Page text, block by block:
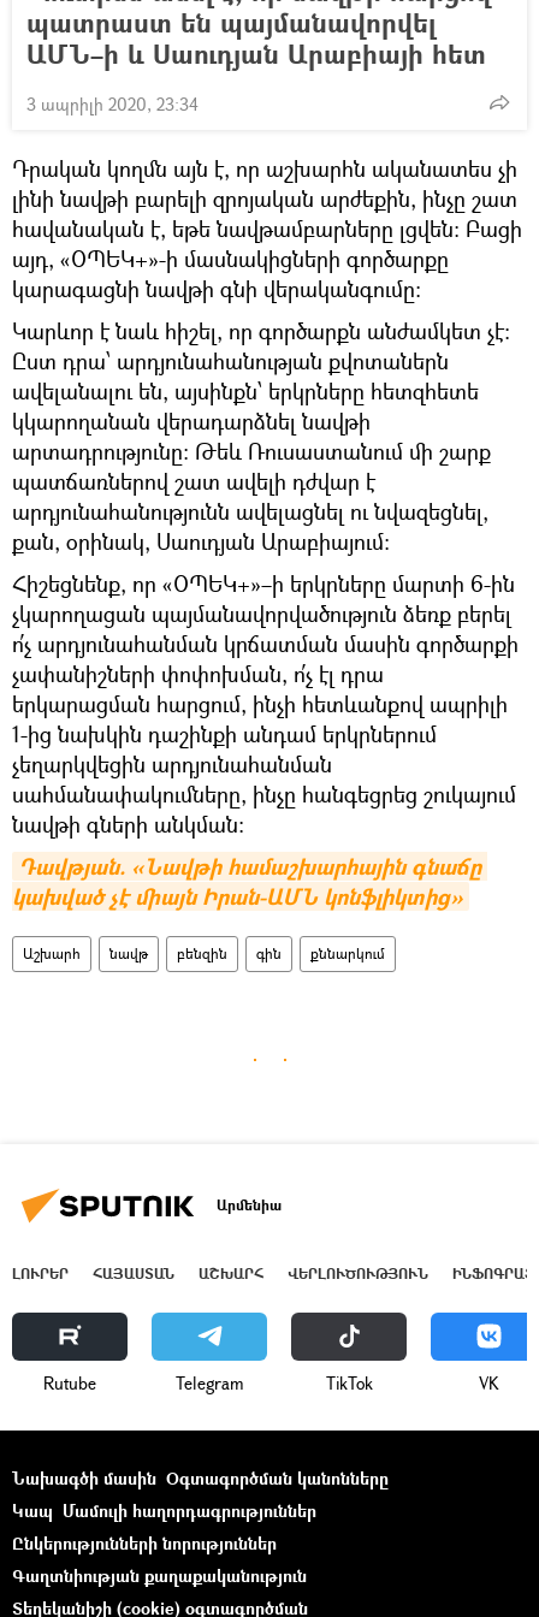
պատրաստ են պայմանավորվել
ԱՄՆ–ի և Սաուդյան Արաբիայի հետ
3 ապրիլի 2020, 23:34
Դրական կողմն այն է, որ աշխարհն ականատես չի
լինի նավթի բարելի զրոյական արժեքին, ինչը շատ
հավանական է, եթե նավթամբարները լցվեն։ Բացի
այդ, «ՕՊԵԿ+»-ի մասնակիցների գործարքը
կարագացնի նավթի գնի վերականգումը։
Կարևոր է նաև հիշել, որ գործարքն անժամկետ չէ։
Ըստ դրա՝ արդյունահանության քվոտաներն
ավելանալու են, այսինքն՝ երկրները հետզհետե
կկարողանան վերադարձնել նավթի
արտադրությունը։ Թեև Ռուսաստանում մի շարք
պատճառներով շատ ավելի դժվար է
արդյունահանությունն ավելացնել ու նվազեցնել,
քան, օրինակ, Սաուդյան Արաբիայում։
Հիշեցնենք, որ «ՕՊԵԿ+»–ի երկրները մարտի 6-ին
չկարողացան պայմանավորվածություն ձեռք բերել
ո՛չ արդյունահանման կրճատման մասին գործարքի
չափանիշների փոփոխման, ո՛չ էլ դրա
երկարացման հարցում, ինչի հետևանքով ապրիլի
1-ից նախկին դաշինքի անդամ երկրներում
չեղարկվեցին արդյունահանման
սահմանափակումները, ինչը հանգեցրեց շուկայում
նավթի գների անկման։
Դավթյան. «Նավթի համաշխարհային գնաճը
կախված չէ միայն Իրան-ԱՄՆ կոնֆլիկտից»
Աշխարհ նավթ բենզին գին քննարկում
Արմենիա
ԼՈՒՐԵՐ ՀԱՅԱՍՏԱՆ ԱՇԽԱՐՀ ՎԵՐԼՈՒԾՈՒԹՅՈՒՆ
Rutube Telegram ТikТоk VK
Նախագծի մասին Օգտագործման կանոնները
Կապ Մամուլի հաղորդագրություններ
Ընկերությունների նորություններ
Գաղտնիության քաղաքականություն
Տեղեկանիշի (cookie) օգտագործման